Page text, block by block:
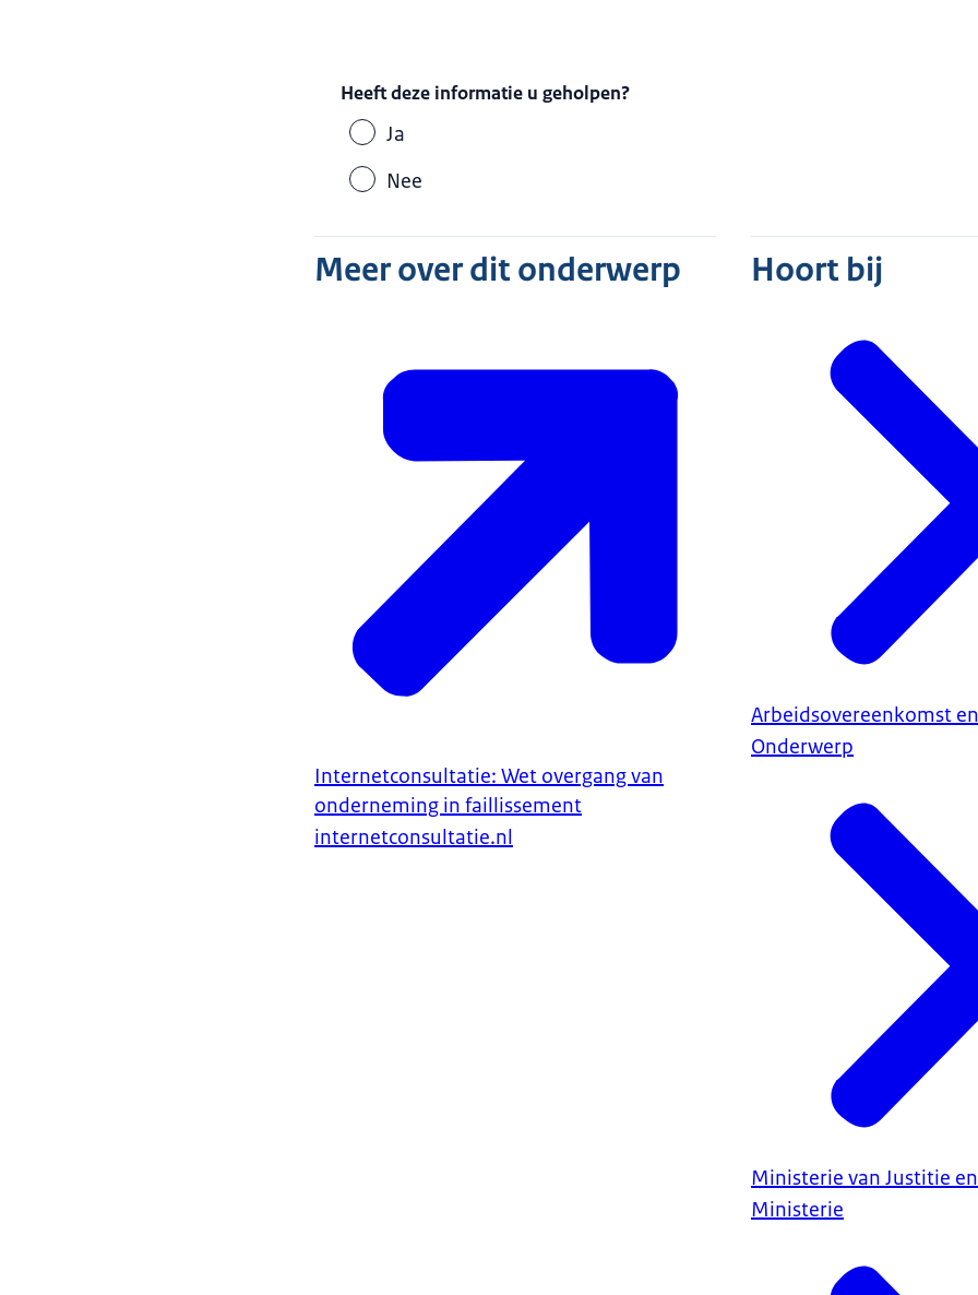
Heeft deze informatie u geholpen?
Ja
Nee
Meer over dit onderwerp
Internetconsultatie: Wet overgang van
onderneming in faillissement
internetconsultatie.nl
Hoort bij
Arbeidsovereenkomst
Onderwerp
Ministerie van Justitie
Ministerie